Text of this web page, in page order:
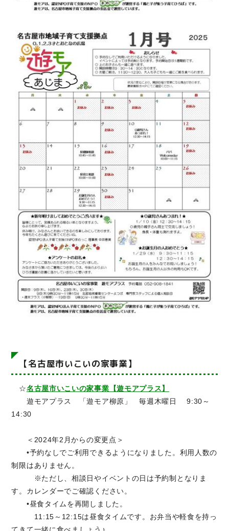
【名古屋市いこいの家事業】
☆名古屋市いこいの家事業【遊モアプラス】
遊モアプラス 「遊モア柳原」 毎週木曜日 9:30～
14:30
＜2024年2月からの変更点＞
•予約なしでご利用できるようになりました。利用人数の
制限はありません。
※ただし、相談日やイベントの日は予約制となりま
す。カレンダーでご確認ください。
•昼食タイムを再開しました。
11:15～12:15は昼食タイムです。お弁当や軽食を持っ